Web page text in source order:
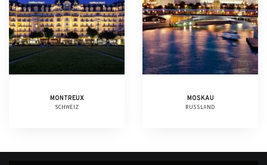
MONTREUX
SCHWEIZ
MOSKAU
RUSSLAND